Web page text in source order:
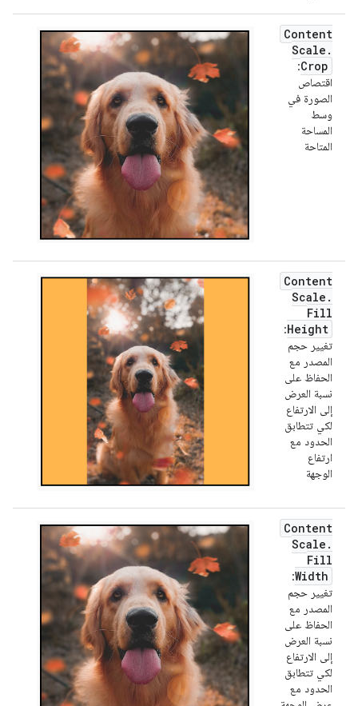
Content
Scale .
Crop
:
اقتصاص
الصورة في
وسط
المساحة
المتاحة
Content
Scale .
Fill
Height
:
تغيير حجم
المصدر مع
الحفاظ على
نسبة العرض
إلى الارتفاع
لكي تتطابق
الحدود مع
ارتفاع
الوجهة
Content
Scale .
Fill
Width
:
تغيير حجم
المصدر مع
الحفاظ على
نسبة العرض
إلى الارتفاع
لكي تتطابق
الحدود مع